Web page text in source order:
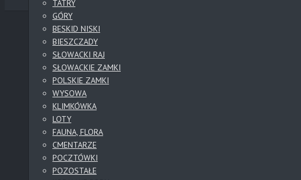
TATRY
GÓRY
BESKID NISKI
BIESZCZADY
SŁOWACKI RAJ
SŁOWACKIE ZAMKI
POLSKIE ZAMKI
WYSOWA
KLIMKÓWKA
LOTY
FAUNA, FLORA
CMENTARZE
POCZTÓWKI
POZOSTAŁE